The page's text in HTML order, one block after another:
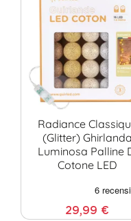
Radiance
(glitter) Ghirlanda
Luminosa Palline
Cotone LED
29,99 €